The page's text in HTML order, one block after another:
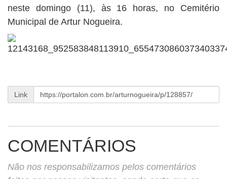
neste domingo (11), às 16 horas, no Cemitério
Municipal de Artur Nogueira.
Link
COMENTÁRIOS
Não nos responsabilizamos pelos comentários